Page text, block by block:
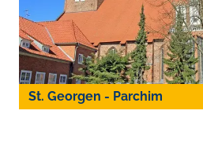
St. Georgen - Parchim